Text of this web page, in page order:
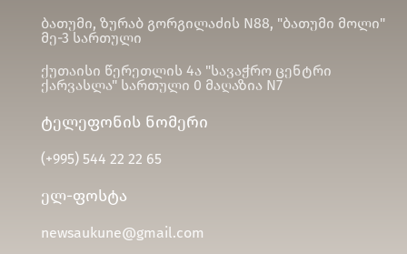
ბათუმი, ზურაბ გორგილაძის N88, "ბათუმი მოლი"
მე-3 სართული
ქუთაისი წერეთლის 4ა "სავაჭრო ცენტრი
ქარვასლა" სართული 0 მაღაზია N7
ტელეფონის ნომერი
(+995)544 22 22 65
ელ-ფოსტა
newsaukune@gmail.com